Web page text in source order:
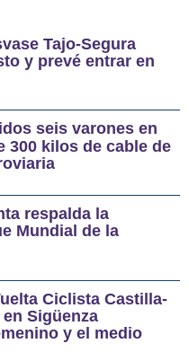
Tajo-Segura
y prevé entrar en
seis varones en
300 kilos de cable de
respalda la
Mundial de la
Ciclista Castilla-
Sigüenza
y el medio